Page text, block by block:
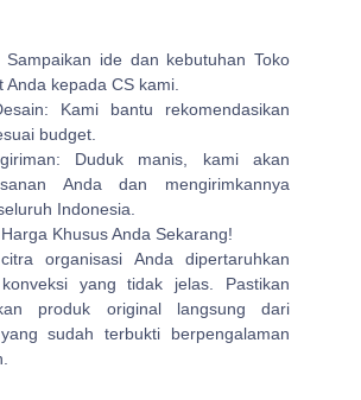
Sampaikan ide dan kebutuhan Toko
Anda kepada CS kami.
Kami bantu rekomendasikan
budget.
Duduk manis, kami akan
Anda dan mengirimkannya
Indonesia.
Khusus Anda Sekarang!
organisasi Anda dipertaruhkan
yang tidak jelas. Pastikan
produk original langsung dari
sudah terbukti berpengalaman